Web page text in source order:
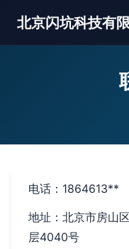
北京闪坑科技有
电话：1864613**
地址：北京市房山
层4040号